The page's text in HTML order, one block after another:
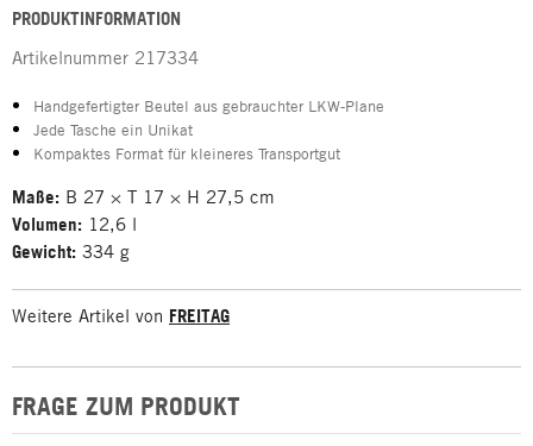
PRODUKTINFORMATION
Artikelnummer 217334
Handgefertigter Beutel aus gebrauchter LKW-Plane
Jede Tasche ein Unikat
Kompaktes Format für kleineres Transportgut
Maße: B 27 × T 17 × H 27,5 cm
Volumen: 12,6 l
Gewicht: 334 g
Weitere Artikel von FREITAG
FRAGE ZUM PRODUKT